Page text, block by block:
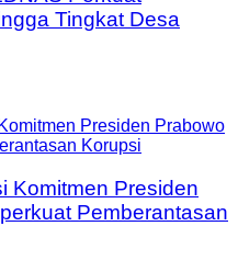
Tingkat Desa
Komitmen Presiden
Pemberantasan